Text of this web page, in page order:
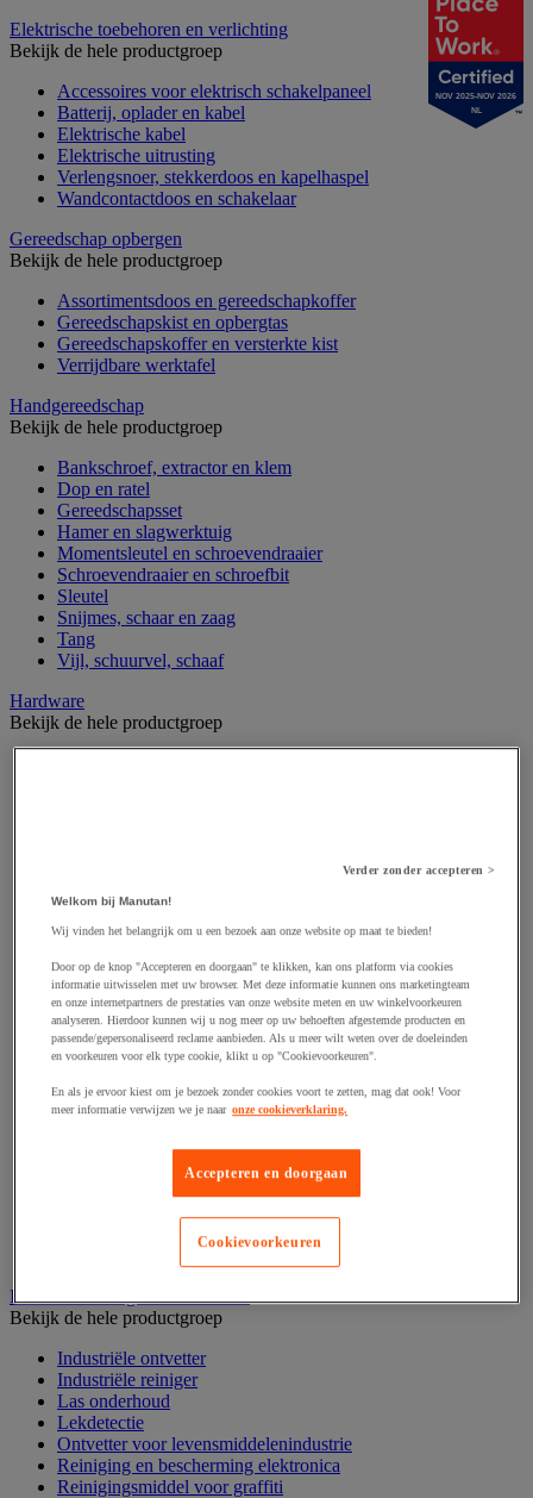
Elektrische toebehoren en verlichting
Bekijk de hele productgroep
Accessoires voor elektrisch schakelpaneel
Batterij, oplader en kabel
Elektrische kabel
Elektrische uitrusting
Verlengsnoer, stekkerdoos en kapelhaspel
Wandcontactdoos en schakelaar
Gereedschap opbergen
Bekijk de hele productgroep
Assortimentsdoos en gereedschapkoffer
Gereedschapskist en opbergtas
Gereedschapskoffer en versterkte kist
Verrijdbare werktafel
Handgereedschap
Bekijk de hele productgroep
Bankschroef, extractor en klem
Dop en ratel
Gereedschapsset
Hamer en slagwerktuig
Momentsleutel en schroevendraaier
Schroevendraaier en schroefbit
Sleutel
Snijmes, schaar en zaag
Tang
Vijl, schuurvel, schaaf
Hardware
Bekijk de hele productgroep
Draadstift
Haak en schroefoog
Ketting en trekkoord
Moer
Nagel en blindklinktang
Plug en pin
Punten, spijkers en nieten
Regelvoet
Ring
Scharnierpen, -strip en geheng
Sluitknop en handgreep
Industrieel reinigen en ontvetten
Bekijk de hele productgroep
Industriële ontvetter
Industriële reiniger
Las onderhoud
Lekdetectie
Ontvetter voor levensmiddelenindustrie
Reiniging en bescherming elektronica
Reinigingsmiddel voor graffiti
NOV 2025-NOV 2026
NL
Verder zonder accepteren >
Welkom bij Manutan!
Wij vinden het belangrijk om u een bezoek aan onze website op maat te bieden!
Door op de knop "Accepteren en doorgaan" te klikken, kan ons platform via cookies
informatie uitwisselen met uw browser. Met deze informatie kunnen ons marketingteam
en onze internetpartners de prestaties van onze website meten en uw winkelvoorkeuren
analyseren. Hierdoor kunnen wij u nog meer op uw behoeften afgestemde producten en
passende/gepersonaliseerd reclame aanbieden. Als u meer wilt weten over de doeleinden
en voorkeuren voor elk type cookie, klikt u op "Cookievoorkeuren".
En als je ervoor kiest om je bezoek zonder cookies voort te zetten, mag dat ook! Voor
meer informatie verwijzen we je naar onze cookieverklaring.
Accepteren en doorgaan
Cookievoorkeuren